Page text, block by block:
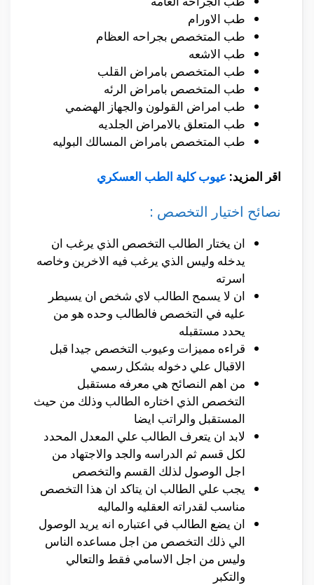
طب الاورام
طب المتخصص بجراحه العظام
طب الاشعه
طب المتخصص بامراض القلب
طب المتخصص بامراض الرئه
طب امراض القولون والجهاز الهضمي
طب المتعلق بالامراض الجلديه
طب المتخصص بامراض المسالك البوليه
اقر المزيد: عيوب كلية الطب العسكري
نصائح اختيار التخصص :
ان يختار الطالب التخصص الذي يرغب ان
يدخله وليس الذي يرغب فيه الاخرين وخاصه
اسرته
ان لا يسمح الطالب لاي شخص ان يسيطر
عليه في التخصص فالطالب وحده هو من
يحدد مستقبله
قراءه مميزات وعيوب التخصص جيدا قبل
الاقبال علي دخوله بشكل رسمي
من اهم النصائح هي معرفه مستقبل
التخصص الذي اختاره الطالب وذلك من حيث
المستقبل والراتب ايضا
لابد ان يتعرف الطالب علي المعدل المحدد
لكل قسم ثم الدراسه والجد والاجتهاد من
اجل الوصول لذلك القسم والتخصص
يجب علي الطالب ان يتاكد ان هذا التخصص
مناسب لقدراته العقليه والماليه
ان يضع الطالب في اعتباره انه يريد الوصول
الي ذلك التخصص من اجل مساعده الناس
وليس من اجل الاسامي فقط والتعالي
والتكبر